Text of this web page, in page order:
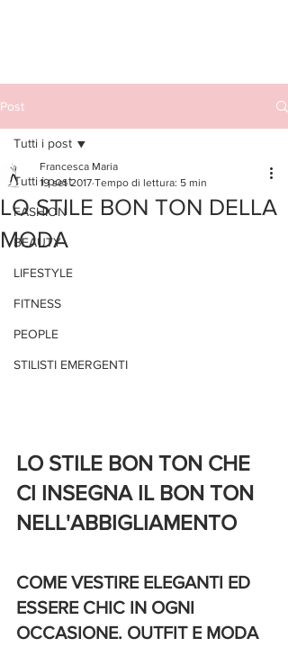
Post
Tutti i post
FASHION
BEAUTY
LIFESTYLE
FITNESS
PEOPLE
STILISTI EMERGENTI
Tutti i post
LO STILE BON TON DELLA
MODA
Francesca Maria
19 set 2017 Tempo di lettura: 5 min
LO STILE BON TON CHE
CI INSEGNA IL BON TON
NELL'ABBIGLIAMENTO
COME VESTIRE ELEGANTI ED
ESSERE CHIC IN OGNI
OCCASIONE. OUTFIT E MODA